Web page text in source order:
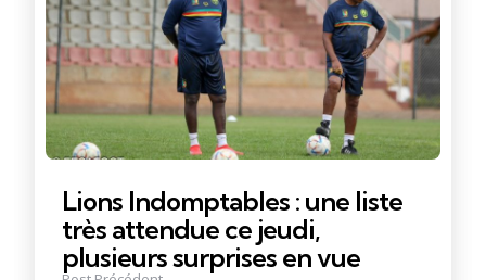
Lions Indomptables : une liste
très attendue ce jeudi,
plusieurs surprises en vue